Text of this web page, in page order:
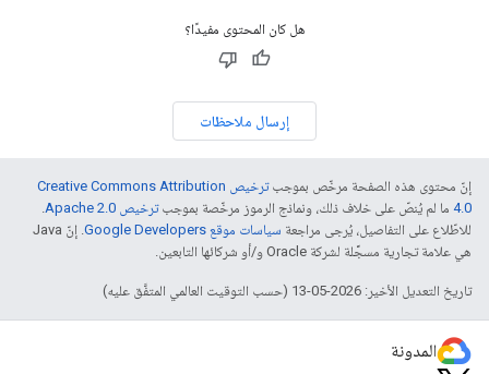
هل كان المحتوى مفيدًا؟
إرسال ملاحظات
إنّ محتوى هذه الصفحة مرخّص بموجب
ترخيص Creative Commons Attribution
4.0‏ ما لم يُنصّ على خلاف ذلك، ونماذج الرموز مرخّصة بموجبترخيص Apache 2.0‏
.
للاطّلاع على التفاصيل، يُرجى مراجعة سياسات موقع Google Developers‏
. إنّ Java
هي علامة تجارية مسجَّلة لشركة Oracle و/أو شركائها التابعين.
تاريخ التعديل الأخير: 2026-05-13 (حسب التوقيت العالمي المتفَّق عليه)
المدونة